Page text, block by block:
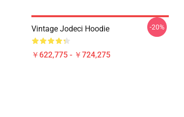
Vintage Jodeci Hoodie
￥622,775 - ￥724,275
-20%